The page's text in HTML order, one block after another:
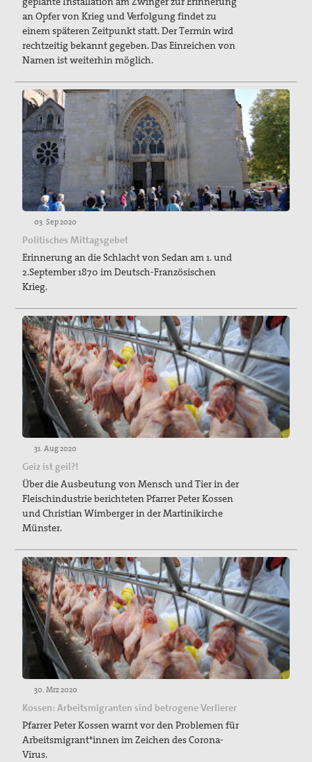
an Opfer von Krieg und Verfolgung findet zu
einem späteren Zeitpunkt statt. Der Termin wird
rechtzeitig bekannt gegeben. Das Einreichen von
Namen ist weiterhin möglich.
03. Sep 2020
Politisches Mittagsgebet
Erinnerung an die Schlacht von Sedan am 1. und
2.September 1870 im Deutsch-Französischen
Krieg.
31. Aug 2020
Geiz ist geil?!
Über die Ausbeutung von Mensch und Tier in der
Fleischindustrie berichteten Pfarrer Peter Kossen
und Christian Wimberger in der Martinikirche
Münster.
30. Mrz 2020
Kossen: Arbeitsmigranten sind betrogene Verlierer
Pfarrer Peter Kossen warnt vor den Problemen für
Arbeitsmigrant*innen im Zeichen des Corona-
Virus.